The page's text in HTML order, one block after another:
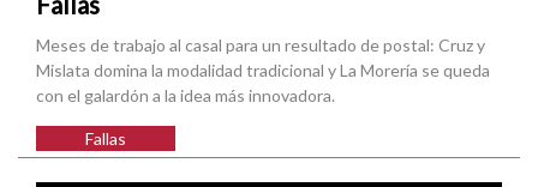
Meses de trabajo al casal para un resultado de postal: Cruz y
Mislata domina la modalidad tradicional y La Morería se queda
con el galardón a la idea más innovadora.
Fallas